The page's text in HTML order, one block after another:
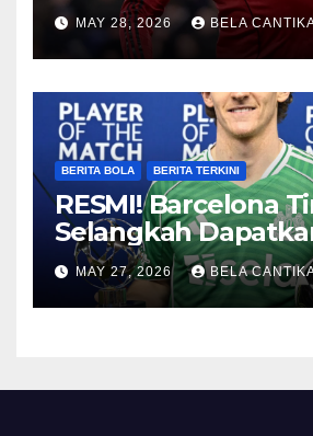
2026/27
MAY 28, 2026 BELA
BERITA BOLA BERITA TERKINI
RESMI! Barcelona
Selangkah
Anthony Gordon
MAY 27, 2026 BELA